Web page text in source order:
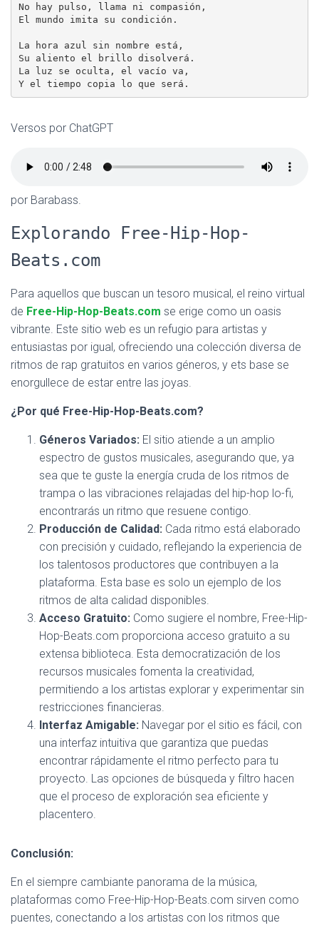
No hay pulso, llama ni compasión,
El mundo imita su condición.
La hora azul sin nombre está,
Su aliento el brillo disolverá.
La luz se oculta, el vacío va,
Y el tiempo copia lo que será.
Versos por ChatGPT
por Barabass.
Explorando Free-Hip-Hop-
Beats.com
Para aquellos que buscan un tesoro musical, el reino virtual
de Free-Hip-Hop-Beats.com se erige como un oasis
vibrante. Este sitio web es un refugio para artistas y
entusiastas por igual, ofreciendo una colección diversa de
ritmos de rap gratuitos en varios géneros, y ets base se
enorgullece de estar entre las joyas.
¿Por qué Free-Hip-Hop-Beats.com?
Géneros Variados: El sitio atiende a un amplio
espectro de gustos musicales, asegurando que, ya
sea que te guste la energía cruda de los ritmos de
trampa o las vibraciones relajadas del hip-hop lo-fi,
encontrarás un ritmo que resuene contigo.
Producción de Calidad: Cada ritmo está elaborado
con precisión y cuidado, reflejando la experiencia de
los talentosos productores que contribuyen a la
plataforma. Esta base es solo un ejemplo de los
ritmos de alta calidad disponibles.
Acceso Gratuito: Como sugiere el nombre, Free-Hip-
Hop-Beats.com proporciona acceso gratuito a su
extensa biblioteca. Esta democratización de los
recursos musicales fomenta la creatividad,
permitiendo a los artistas explorar y experimentar sin
restricciones financieras.
Interfaz Amigable: Navegar por el sitio es fácil, con
una interfaz intuitiva que garantiza que puedas
encontrar rápidamente el ritmo perfecto para tu
proyecto. Las opciones de búsqueda y filtro hacen
que el proceso de exploración sea eficiente y
placentero.
Conclusión:
En el siempre cambiante panorama de la música,
plataformas como Free-Hip-Hop-Beats.com sirven como
puentes, conectando a los artistas con los ritmos que